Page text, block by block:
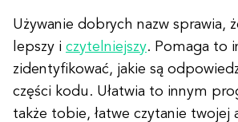
Używanie dobrych nazw sprawia,
lepszy i czytelniejszy. Pomaga to
zidentyfikować, jakie są
części kodu. Ułatwia to innym
także tobie, łatwe czytanie twojej